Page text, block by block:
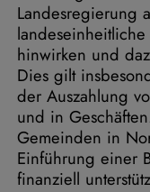
Landesregierung
hinwirken und
Dies gilt
der Auszahlung
und in
Gemeinden in
Einführung einer
finanziell